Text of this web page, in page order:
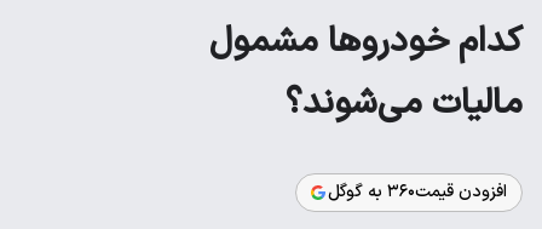
کدام خودروها مشمول
مالیات می‌شوند؟
افزودن قیمت۳۶۰ به گوگل